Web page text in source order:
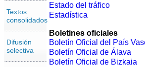
Textos
consolidados
Difusión
selectiva
Estado del tráfico
Estadística
Boletines oficiales
Boletín Oficial del País
Boletín Oficial de Álava
Boletín Oficial de Bizkaia